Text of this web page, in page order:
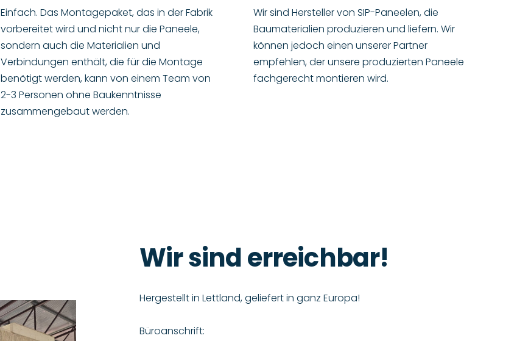
Einfach. Das Montagepaket, das in der Fabrik
vorbereitet wird und nicht nur die Paneele,
sondern auch die Materialien und
Verbindungen enthält, die für die Montage
benötigt werden, kann von einem Team von
2-3 Personen ohne Baukenntnisse
zusammengebaut werden.
Wir sind Hersteller von SIP-Paneelen, die
Baumaterialien produzieren und liefern. Wir
können jedoch einen unserer Partner
empfehlen, der unsere produzierten Paneele
fachgerecht montieren wird.
Wir sind erreichbar!
Hergestellt in Lettland, geliefert in ganz Europa!
Büroanschrift: